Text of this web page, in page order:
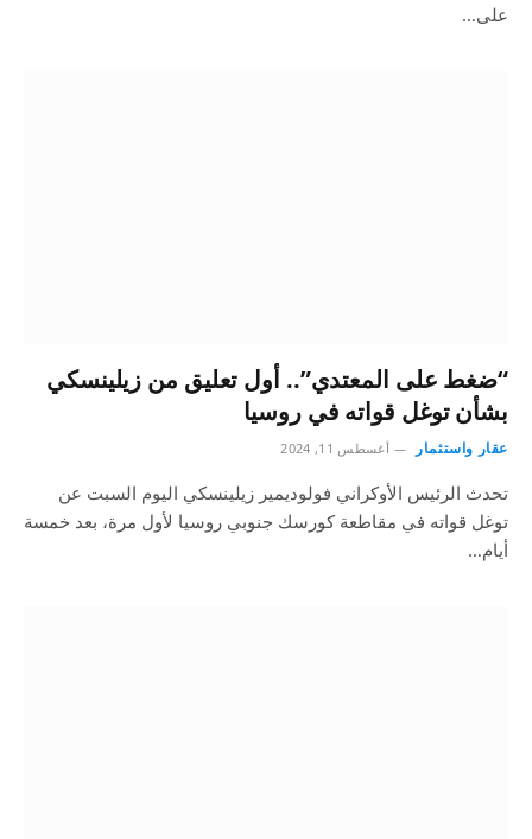
على…
“ضغط على المعتدي”.. أول تعليق من زيلينسكي
بشأن توغل قواته في روسيا
عقار واستثمار أغسطس 11, 2024
تحدث الرئيس الأوكراني فولوديمير زيلينسكي اليوم السبت عن
توغل قواته في مقاطعة كورسك جنوبي روسيا لأول مرة، بعد خمسة
أيام…